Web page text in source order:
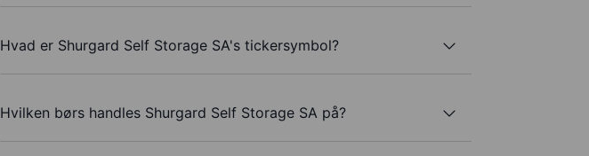
Hvad er Shurgard Self Storage SA's tickersymbol?
Hvilken børs handles Shurgard Self Storage SA på?